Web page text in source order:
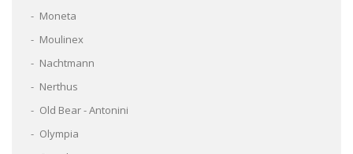
Moneta
Moulinex
Nachtmann
Nerthus
Old Bear - Antonini
Olympia